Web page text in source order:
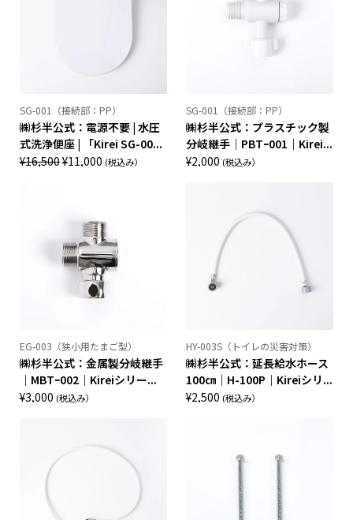
SG-001（接続部：PP）
㈱杉半公式：電源不要 | 水圧
式洗浄便座 | 「Kirei SG-00...
¥16,500元
¥16,500
で
¥11,000現
格
は
¥11,000
で
す。
(税込み）
SG-001（接続部：PP）
㈱杉半公式：プラスチック製
分岐継手｜PBTｰ001｜Kirei...
¥2,000 (税込み）
EG-003（狭小用たまご型）
㈱杉半公式：金属製分岐継手
｜MBTｰ002｜Kireiシリー...
¥3,000 (税込み）
HY-003S（トイレの災害対策）
㈱杉半公式：延長給水ホース
100㎝｜H-100P｜Kireiシリ...
¥2,500 (税込み）